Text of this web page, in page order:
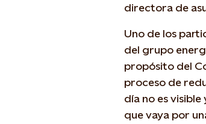
directora de
Uno de los
del grupo
propósito del
proceso de
día no es
que vaya por